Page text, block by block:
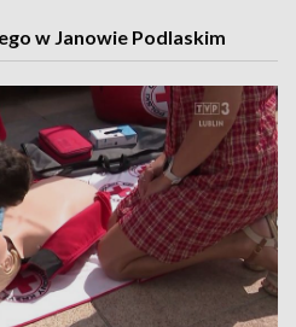
w Janowie Podlaskim